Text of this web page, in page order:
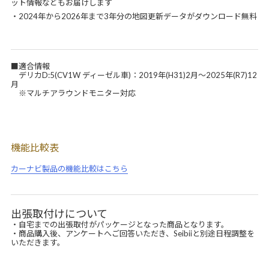
ット情報などもお届けします
・2024年から2026年まで3年分の地図更新データがダウンロード無料
■適合情報
デリカD:5(CV1W ディーゼル車)：2019年(H31)2月～2025年(R7)12
月
※マルチアラウンドモニター対応
機能比較表
カーナビ製品の機能比較はこちら
出張取付けについて
・自宅までの出張取付がパッケージとなった商品となります。
・商品購入後、アンケートへご回答いただき、Seibiiと別途日程調整を
いただきます。